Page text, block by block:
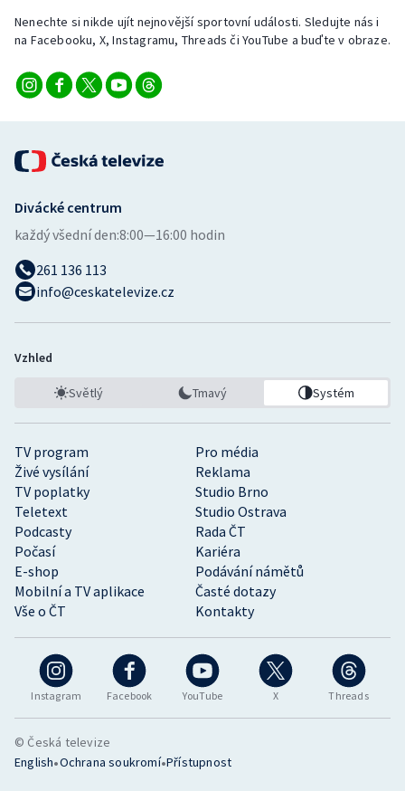
Nenechte si nikde ujít nejnovější sportovní události. Sledujte nás i
na Facebooku, X, Instagramu, Threads či YouTube a buďte v obraze.
Instagram Facebook YouTube X Threads
TV program
Pro média
Živé vysílání
Reklama
TV poplatky
Studio Brno
Teletext
Studio Ostrava
Podcasty
Rada ČT
Počasí
Kariéra
E-shop
Podávání námětů
Mobilní a TV aplikace
Časté dotazy
Vše o ČT
Kontakty
Divácké centrum
každý všední den:8:00—16:00 hodin
261 136 113
info@ceskatelevize.cz
Vzhled
Světlý Tmavý Systém
© Česká televize
English•Ochrana soukromí•Přístupnost